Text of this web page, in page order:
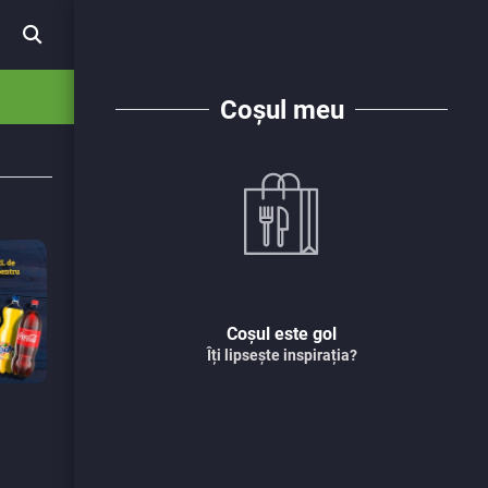
Coșul meu
Coșul este gol
Îți lipsește inspirația?